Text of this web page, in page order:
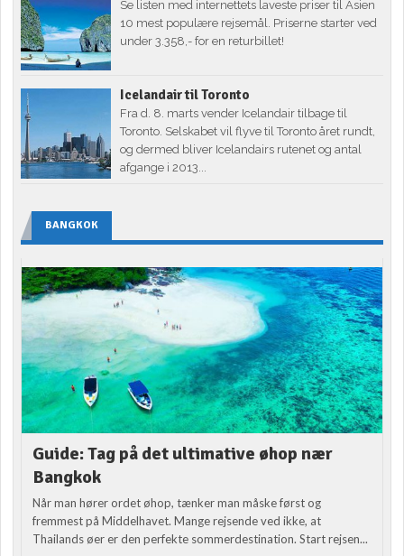
Se listen med internettets laveste priser til Asien
10 mest populære rejsemål. Priserne starter ved
under 3.358,- for en returbillet!
Icelandair til Toronto
Fra d. 8. marts vender Icelandair tilbage til
Toronto. Selskabet vil flyve til Toronto året rundt,
og dermed bliver Icelandairs rutenet og antal
afgange i 2013...
BANGKOK
Guide: Tag på det ultimative øhop nær
Bangkok
Når man hører ordet øhop, tænker man måske først og
fremmest på Middelhavet. Mange rejsende ved ikke, at
Thailands øer er den perfekte sommerdestination. Start rejsen...